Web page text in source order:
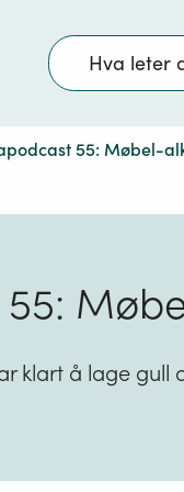
Søk
55: Møbel-
klart å lage